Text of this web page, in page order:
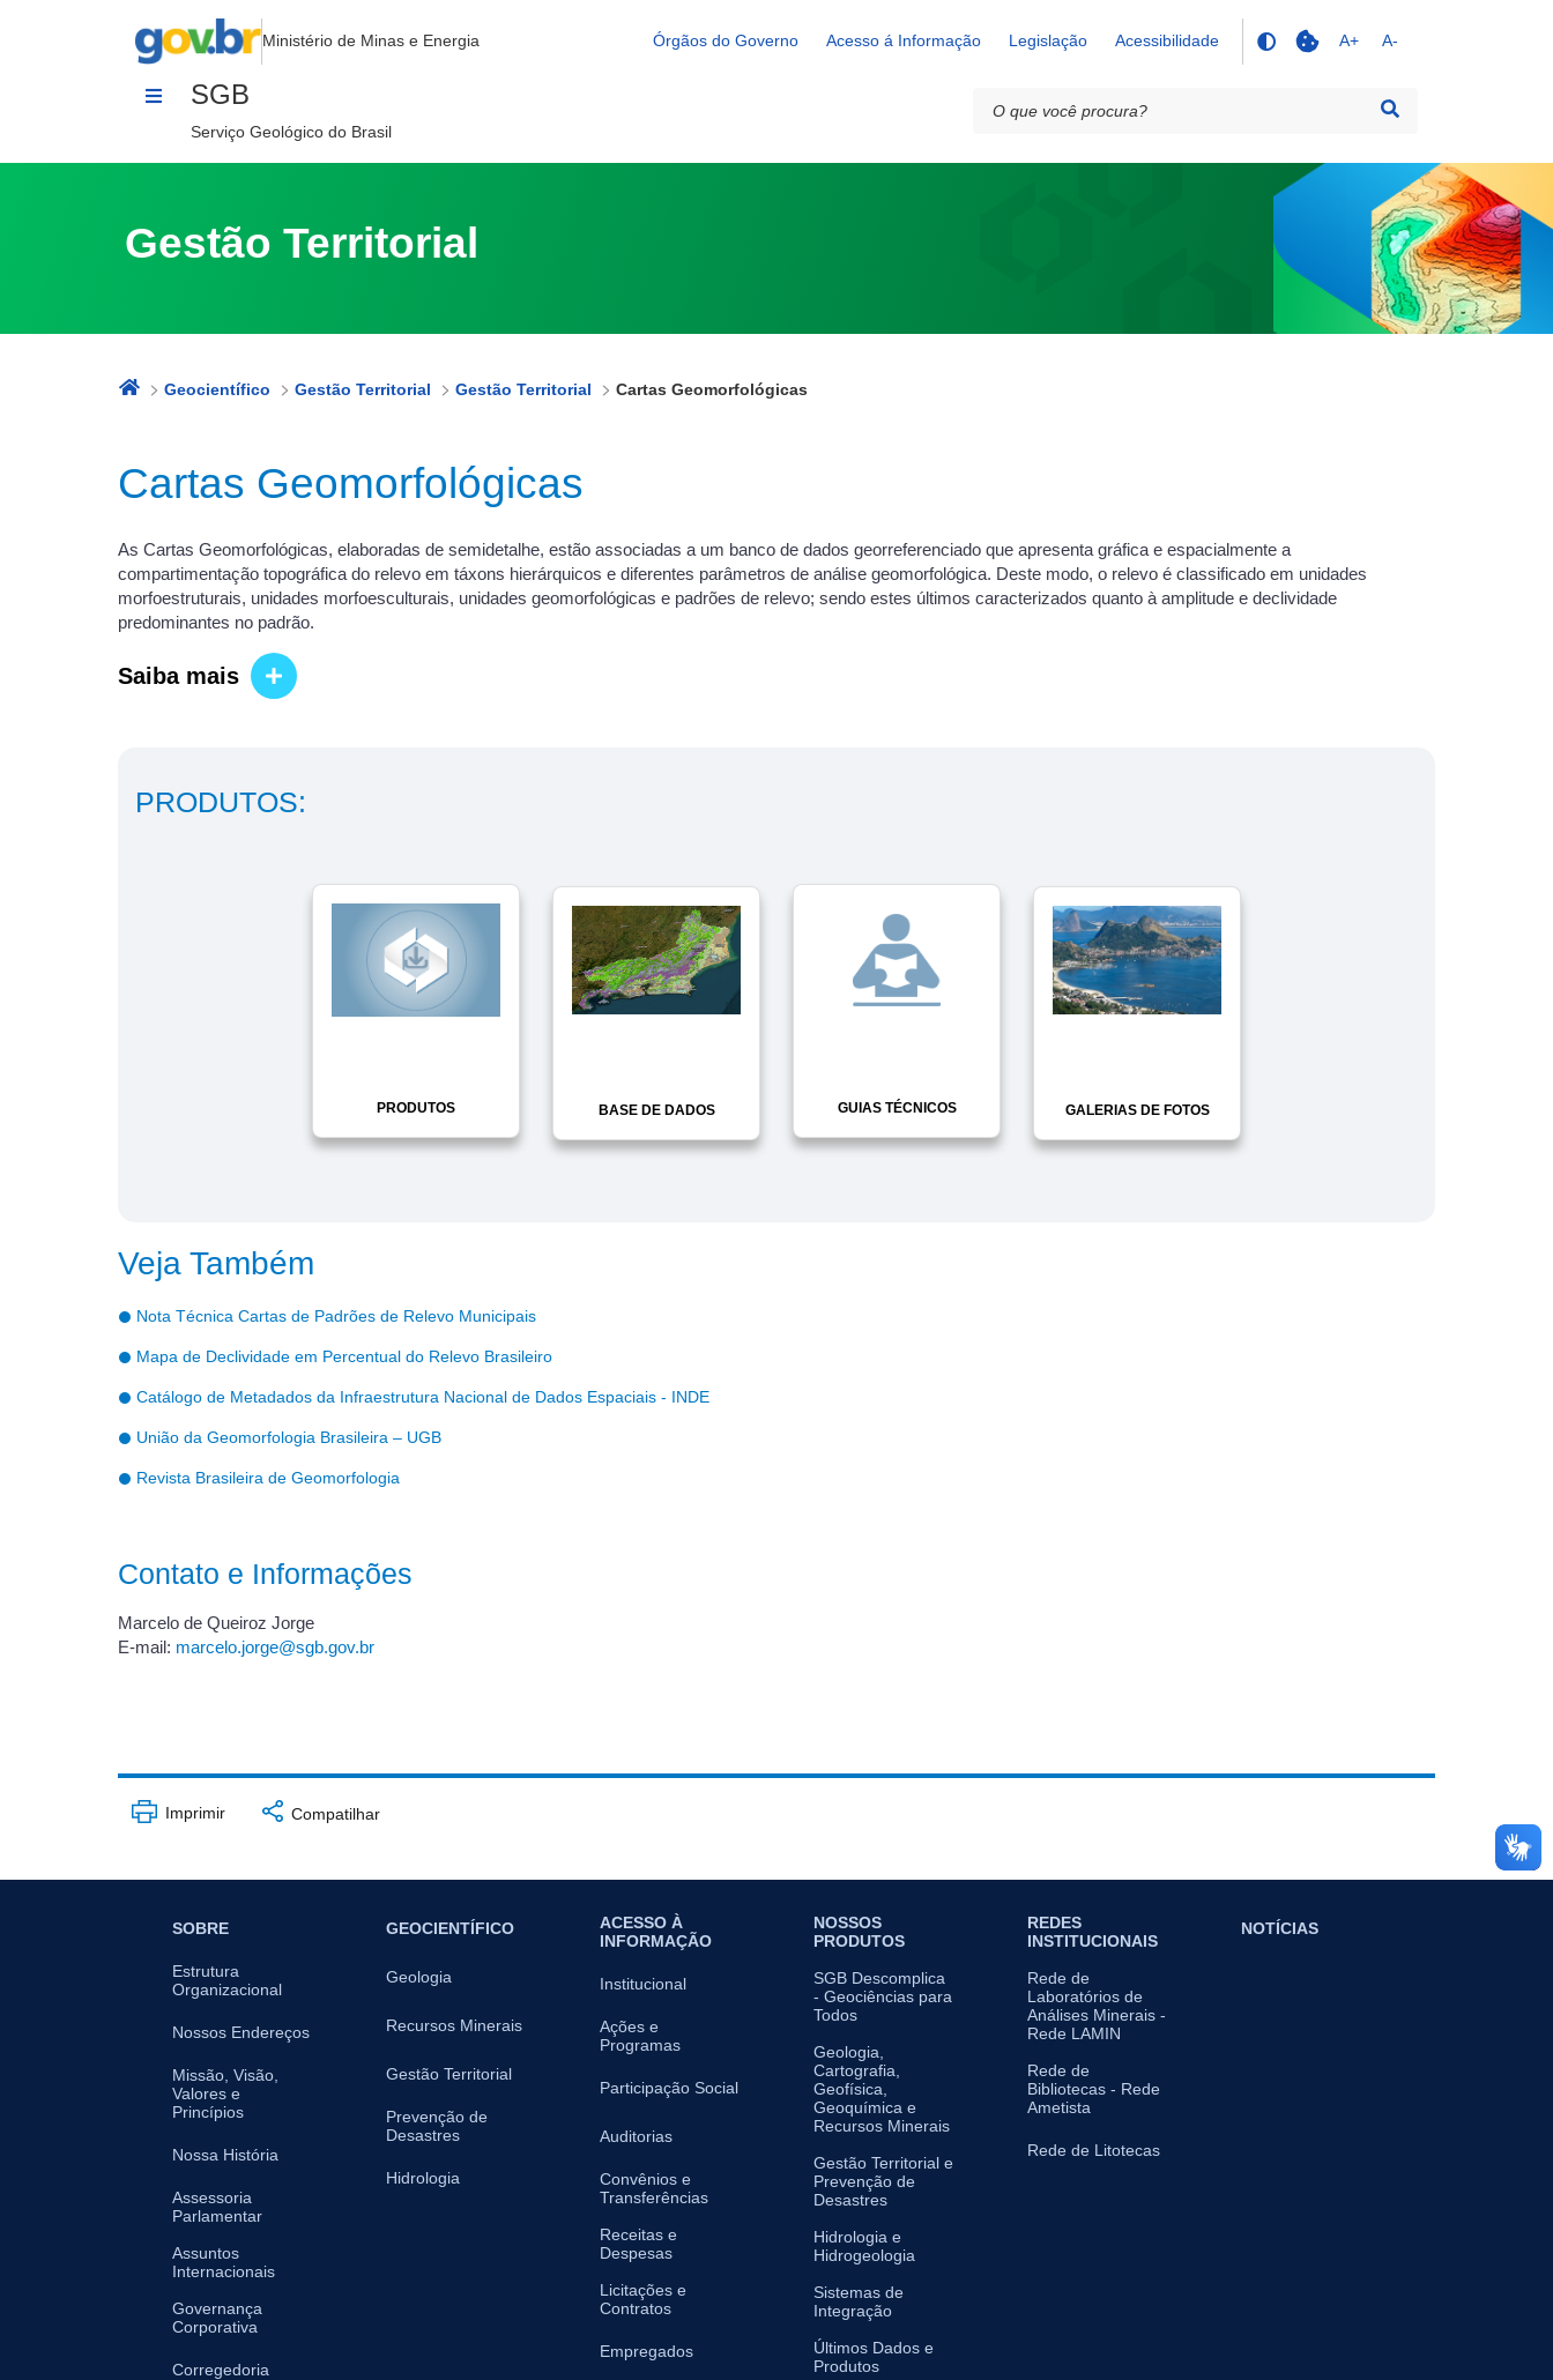
Cartas Geomorfológicas
Ministério de Minas e Energia Órgãos do Governo Acesso á Informação Legislação Acessibilidade A+ A-
SGB
Serviço Geológico do Brasil
Gestão Territorial
Geocientífico Gestão Territorial Gestão Territorial Cartas Geomorfológicas
Cartas Geomorfológicas
As Cartas Geomorfológicas, elaboradas de semidetalhe, estão associadas a um banco de dados georreferenciado que apresenta gráfica e espacialmente a
compartimentação topográfica do relevo em táxons hierárquicos e diferentes parâmetros de análise geomorfológica. Deste modo, o relevo é classificado em unidades
morfoestruturais, unidades morfoesculturais, unidades geomorfológicas e padrões de relevo; sendo estes últimos caracterizados quanto à amplitude e declividade
predominantes no padrão.
Saiba mais
PRODUTOS:
PRODUTOS BASE DE DADOS GUIAS TÉCNICOS GALERIAS DE FOTOS
Veja Também
Nota Técnica Cartas de Padrões de Relevo Municipais
Mapa de Declividade em Percentual do Relevo Brasileiro
Catálogo de Metadados da Infraestrutura Nacional de Dados Espaciais - INDE
União da Geomorfologia Brasileira – UGB
Revista Brasileira de Geomorfologia
Contato e Informações
Marcelo de Queiroz Jorge
E-mail: marcelo.jorge@sgb.gov.br
Imprimir Compatilhar
SOBRE
Estrutura
Organizacional
Nossos Endereços
Missão, Visão,
Valores e
Princípios
Nossa História
Assessoria
Parlamentar
Assuntos
Internacionais
Governança
Corporativa
Corregedoria
GEOCIENTÍFICO
Geologia
Recursos Minerais
Gestão Territorial
Prevenção de
Desastres
Hidrologia
ACESSO À
INFORMAÇÃO
Institucional
Ações e
Programas
Participação Social
Auditorias
Convênios e
Transferências
Receitas e
Despesas
Licitações e
Contratos
Empregados
NOSSOS
PRODUTOS
SGB Descomplica
- Geociências para
Todos
Geologia,
Cartografia,
Geofísica,
Geoquímica e
Recursos Minerais
Gestão Territorial e
Prevenção de
Desastres
Hidrologia e
Hidrogeologia
Sistemas de
Integração
Últimos Dados e
Produtos
REDES
INSTITUCIONAIS
Rede de
Laboratórios de
Análises Minerais -
Rede LAMIN
Rede de
Bibliotecas - Rede
Ametista
Rede de Litotecas
NOTÍCIAS